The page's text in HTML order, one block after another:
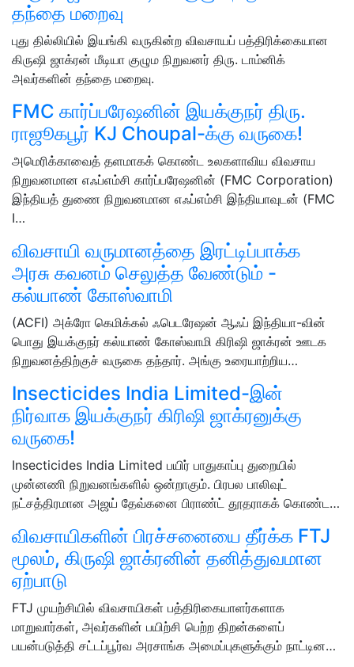
தந்தை மறைவு
புது தில்லியில் இயங்கி வருகின்ற விவசாயப் பத்திரிக்கையான
கிருஷி ஜாக்ரன் மீடியா குழும நிறுவனர் திரு. டாம்னிக்
அவர்களின் தந்தை மறைவு.
FMC கார்ப்பரேஷனின் இயக்குநர் திரு.
ராஜூகபூர் KJ Choupal-க்கு வருகை!
அமெரிக்காவைத் தளமாகக் கொண்ட உலகளாவிய விவசாய
நிறுவனமான எஃப்எம்சி கார்ப்பரேஷனின் (FMC Corporation)
இந்தியத் துணை நிறுவனமான எஃப்எம்சி இந்தியாவுடன் (FMC
I…
விவசாயி வருமானத்தை இரட்டிப்பாக்க
அரசு கவனம் செலுத்த வேண்டும் -
கல்யாண் கோஸ்வாமி
(ACFI) அக்ரோ கெமிக்கல் ஃபெடரேஷன் ஆஃப் இந்தியா-வின்
பொது இயக்குநர் கல்யாண் கோஸ்வாமி கிரிஷி ஜாக்ரன் ஊடக
நிறுவனத்திற்குச் வருகை தந்தார். அங்கு உரையாற்றிய…
Insecticides India Limited-இன்
நிர்வாக இயக்குநர் கிரிஷி ஜாக்ரனுக்கு
வருகை!
Insecticides India Limited பயிர் பாதுகாப்பு துறையில்
முன்னணி நிறுவனங்களில் ஒன்றாகும். பிரபல பாலிவுட்
நட்சத்திரமான அஜய் தேவ்கனை பிராண்ட் தூதராகக் கொண்ட…
விவசாயிகளின் பிரச்சனையை தீர்க்க FTJ
மூலம், கிருஷி ஜாக்ரனின் தனித்துவமான
ஏற்பாடு
FTJ முயற்சியில் விவசாயிகள் பத்திரிகையாளர்களாக
மாறுவார்கள், அவர்களின் பயிற்சி பெற்ற திறன்களைப்
பயன்படுத்தி சட்டப்பூர்வ அரசாங்க அமைப்புகளுக்கும் நாட்டின…